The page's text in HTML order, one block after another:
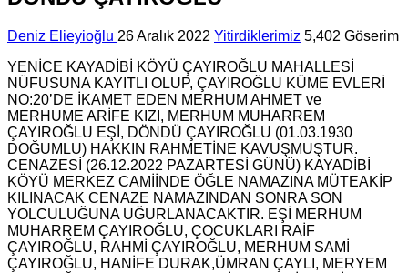
Deniz Elieyioğlu 26 Aralık 2022 Yitirdiklerimiz 5,402 Göserim
YENİCE KAYADİBİ KÖYÜ ÇAYIROĞLU MAHALLESİ
NÜFUSUNA KAYITLI OLUP, ÇAYIROĞLU KÜME EVLERİ
NO:20’DE İKAMET EDEN MERHUM AHMET ve
MERHUME ARİFE KIZI, MERHUM MUHARREM
ÇAYIROĞLU EŞİ, DÖNDÜ ÇAYIROĞLU (01.03.1930
DOĞUMLU) HAKKIN RAHMETİNE KAVUŞMUŞTUR.
CENAZESİ (26.12.2022 PAZARTESİ GÜNÜ) KAYADİBİ
KÖYÜ MERKEZ CAMİİNDE ÖĞLE NAMAZINA MÜTEAKİP
KILINACAK CENAZE NAMAZINDAN SONRA SON
YOLCULUĞUNA UĞURLANACAKTIR. EŞİ MERHUM
MUHARREM ÇAYIROĞLU, ÇOCUKLARI RAİF
ÇAYIROĞLU, RAHMİ ÇAYIROĞLU, MERHUM SAMİ
ÇAYIROĞLU, HANİFE DURAK,ÜMRAN ÇAYLI, MERYEM